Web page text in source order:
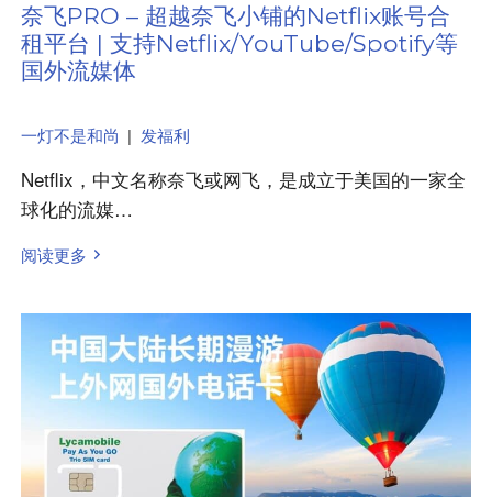
奈飞PRO – 超越奈飞小铺的Netflix账号合
租平台 | 支持Netflix/YouTube/Spotify等
国外流媒体
一灯不是和尚 | 发福利
Netflix，中文名称奈飞或网飞，是成立于美国的一家全
球化的流媒…
阅读更多